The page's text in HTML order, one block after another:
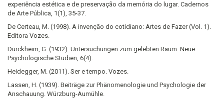
experiência estética e de preservação da memória do lugar. Cadernos
de Arte Pública, 1(1), 35-37.
De Certeau, M. (1998). A invenção do cotidiano: Artes de Fazer (Vol. 1).
Editora Vozes.
Dürckheim, G. (1932). Untersuchungen zum gelebten Raum. Neue
Psychologische Studien, 6(4).
Heidegger, M. (2011). Ser e tempo. Vozes.
Lassen, H. (1939). Beiträge zur Phänomenologie und Psychologie der
Anschauung. Würzburg-Aumühle.